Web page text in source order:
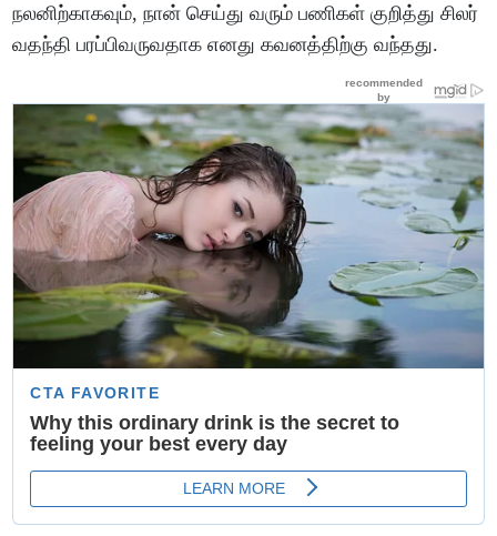
நலனிற்காகவும், நான் செய்து வரும் பணிகள் குறித்து சிலர்
வதந்தி பரப்பிவருவதாக எனது கவனத்திற்கு வந்தது.